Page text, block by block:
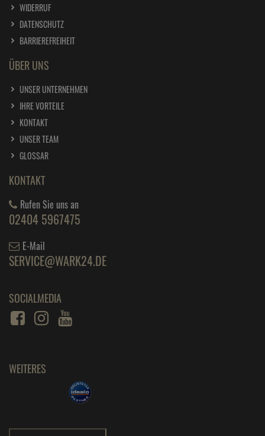
WIDERRUF
DATENSCHUTZ
BARRIEREFREIHEIT
ÜBER UNS
UNSER UNTERNEHMEN
IHRE VORTEILE
KONTAKT
UNSER TEAM
GLOSSAR
KONTAKT
Rufen Sie uns an
02404 5967475
E-Mail
SERVICE@WARK24.DE
SOCIALMEDIA
WEITERES